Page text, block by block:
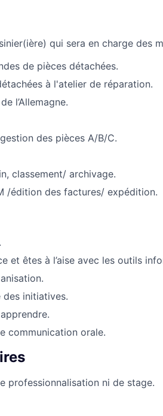
qui sera en charge des
de pièces détachées.
à l'atelier de réparation.
l’Allemagne.
des pièces A/B/C.
classement/ archivage.
/édition des factures/ expédition.
et êtes à l’aise avec les outils
des initiatives.
communication orale.
professionnalisation ni de stage.